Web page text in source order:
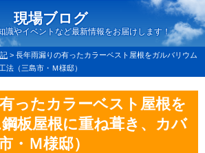
現場ブログ
識やイベントなど最新情報をお届けします！
> 長年雨漏りの有ったカラーベスト屋根をガルバリウム
法（三島市・Ｍ様邸）
ったカラーベスト屋根を
板屋根に重ね葺き、カバ
・Ｍ様邸）